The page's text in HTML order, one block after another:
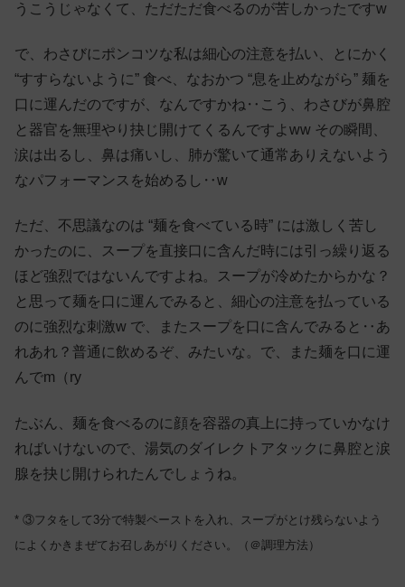
うこうじゃなくて、ただただ食べるのが苦しかったですw
で、わさびにポンコツな私は細心の注意を払い、とにかく
“すすらないように” 食べ、なおかつ “息を止めながら” 麺を
口に運んだのですが、なんですかね‥こう、わさびが鼻腔
と器官を無理やり抉じ開けてくるんですよww その瞬間、
涙は出るし、鼻は痛いし、肺が驚いて通常ありえないよう
なパフォーマンスを始めるし‥w
ただ、不思議なのは “麺を食べている時” には激しく苦し
かったのに、スープを直接口に含んだ時には引っ繰り返る
ほど強烈ではないんですよね。スープが冷めたからかな？
と思って麺を口に運んでみると、細心の注意を払っている
のに強烈な刺激w で、またスープを口に含んでみると‥あ
れあれ？普通に飲めるぞ、みたいな。で、また麺を口に運
んでm（ry
たぶん、麺を食べるのに顔を容器の真上に持っていかなけ
ればいけないので、湯気のダイレクトアタックに鼻腔と涙
腺を抉じ開けられたんでしょうね。
* ③フタをして3分で特製ペーストを入れ、スープがとけ残らないよう
によくかきまぜてお召しあがりください。（＠調理方法）